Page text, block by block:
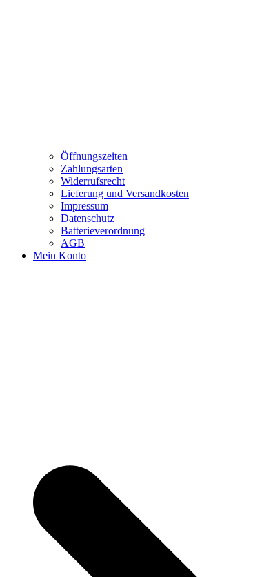
Öffnungszeiten
Zahlungsarten
Widerrufsrecht
Lieferung und Versandkosten
Impressum
Datenschutz
Batterieverordnung
AGB
Mein Konto